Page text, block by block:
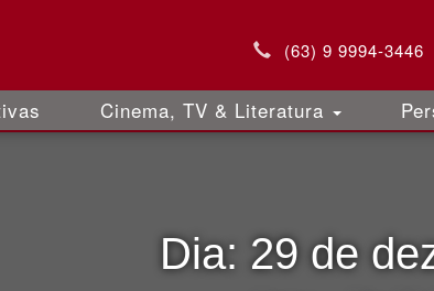
(63) 9 9994-3446
Cinema, TV & Literatura
Dia: 29 de